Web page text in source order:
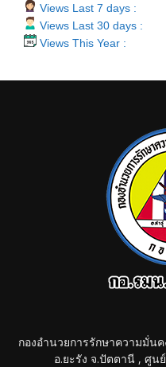
Views Last 7 days :
Views Last 30 days :
Views This Year :
กองอำนวยการรักษาความมั่น
อ.ยะรัง จ.ปัตตานี , ศูน